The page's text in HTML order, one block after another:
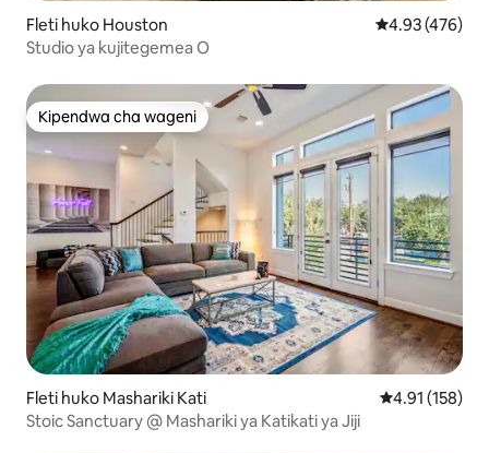
Fleti huko Houston Ukadiriaji wa
4.93 (476)
Studio ya kujitegemea O
Kipendwa cha wageni
Kipendwa cha wageni
Fleti huko Mashariki Kati Ukadiriaji wa
4.91 (158)
Stoic Sanctuary @ Mashariki ya Katikati ya Jiji